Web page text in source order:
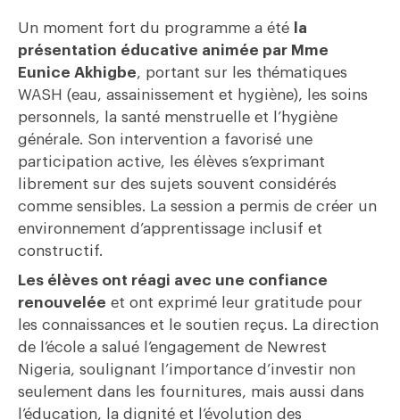
Un moment fort du programme a été
la
présentation éducative animée par Mme
Eunice Akhigbe, portant sur les thématiques
WASH (eau, assainissement et hygiène), les soins
personnels, la santé menstruelle et l’hygiène
générale. Son intervention a favorisé une
participation active, les élèves s’exprimant
librement sur des sujets souvent considérés
comme sensibles. La session a permis de créer un
environnement d’apprentissage inclusif et
constructif.
Les élèves ont réagi avec une confiance
renouvelée et ont exprimé leur gratitude pour
les connaissances et le soutien reçus. La direction
de l’école a salué l’engagement de Newrest
Nigeria, soulignant l’importance d’investir non
seulement dans les fournitures, mais aussi dans
l’éducation, la dignité et l’évolution des